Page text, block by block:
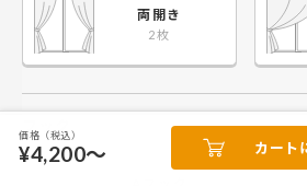
す。ここまで機能が充実して
いてこの価格はお安いと思い
ます。いいお買い物ができま
した。 ありがとうございま
す！
ど期待
りで購
でした
ありキ
の印象
た！他
ちらで
い物で
O.Mさ
説明に
両開き
価格（税込）
¥4,200～ カート